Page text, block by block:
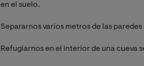
en el suelo.
Separarnos varios metros de las paredes
Refugiarnos en el interior de una cueva